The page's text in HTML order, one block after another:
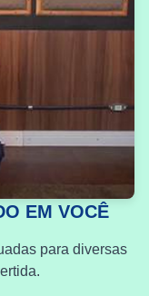
EM VOCÊ
para diversas